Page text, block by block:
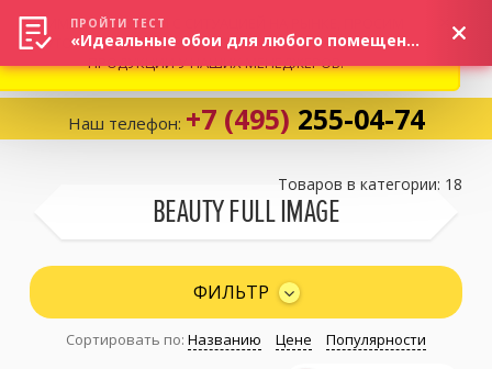
Избранное:0 товаров
Каталог
Наш телефон: +7 (495) 255-04-74
BEAUTY FULL IMAGE
Товаров в категории: 18
ФИЛЬТР
Сортировать по: Названию Цене Популярности
ВНИМАНИЕ! В СВЯЗИ С СИТУАЦИЕЙ НА РЫНКЕ, ПРОСИМ
УТОЧНЯТЬ АКТУАЛЬНУЮ СТОИМОСТЬ И НАЛИЧИЕ
ПРОДУКЦИИ У НАШИХ МЕНЕДЖЕРОВ.
ПРОЙТИ ТЕСТ
«Идеальные обои для любого помещения!»